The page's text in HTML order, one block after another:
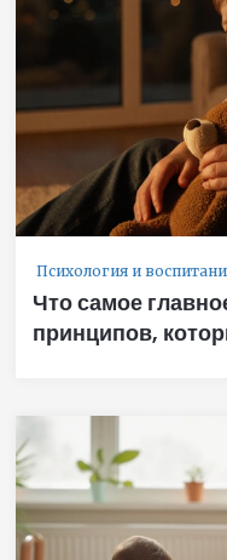
Психология и
Что самое
принципов,